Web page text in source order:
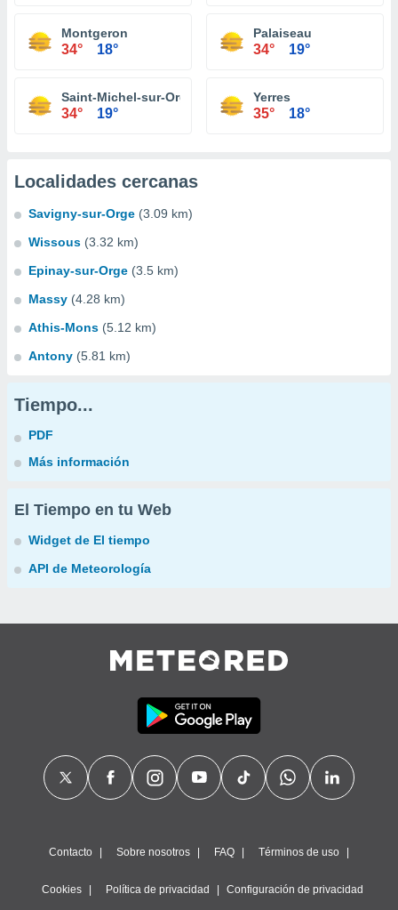
Montgeron
34° 18°
Palaiseau
34° 19°
Saint-Michel-sur-Orge
34° 19°
Yerres
35° 18°
Localidades cercanas
Savigny-sur-Orge (3.09 km)
Wissous (3.32 km)
Epinay-sur-Orge (3.5 km)
Massy (4.28 km)
Athis-Mons (5.12 km)
Antony (5.81 km)
Tiempo...
PDF
Más información
El Tiempo en tu Web
Widget de El tiempo
API de Meteorología
Contacto Sobre nosotros FAQ Términos de uso
Cookies Política de privacidad Configuración de privacidad